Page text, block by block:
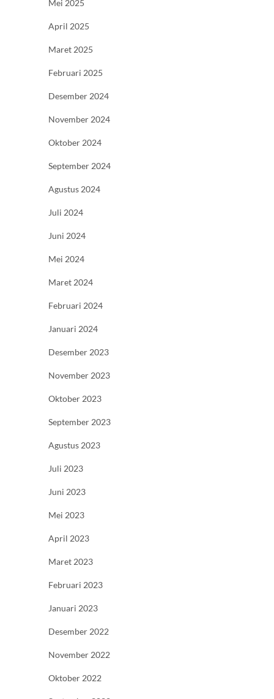
Mei 2025
April 2025
Maret 2025
Februari 2025
Desember 2024
November 2024
Oktober 2024
September 2024
Agustus 2024
Juli 2024
Juni 2024
Mei 2024
Maret 2024
Februari 2024
Januari 2024
Desember 2023
November 2023
Oktober 2023
September 2023
Agustus 2023
Juli 2023
Juni 2023
Mei 2023
April 2023
Maret 2023
Februari 2023
Januari 2023
Desember 2022
November 2022
Oktober 2022